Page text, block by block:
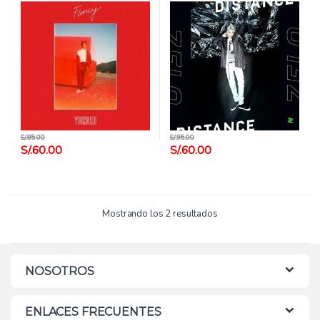
S/.60.00
S/.85.00
S/.60.00
S/.95.00
Mostrando los 2 resultados
NOSOTROS
ENLACES FRECUENTES